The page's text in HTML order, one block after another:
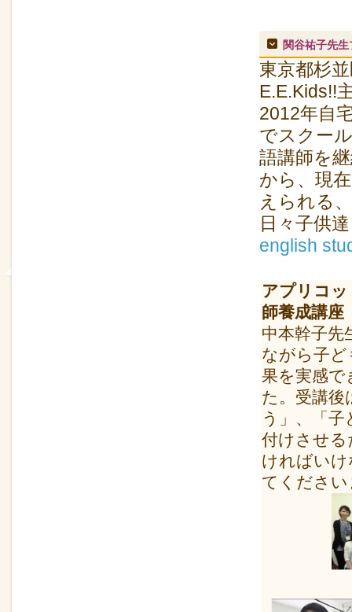
関谷祐子先
東京都杉
E.E.Kids!!
2012年自
でスクー
語講師を
から、現
えられる
日々子供
english
アプリコ
師養成講座
中本幹子先
ながら子
果を実感
た。受講後
う」、「
付けさせ
ければい
てくださ